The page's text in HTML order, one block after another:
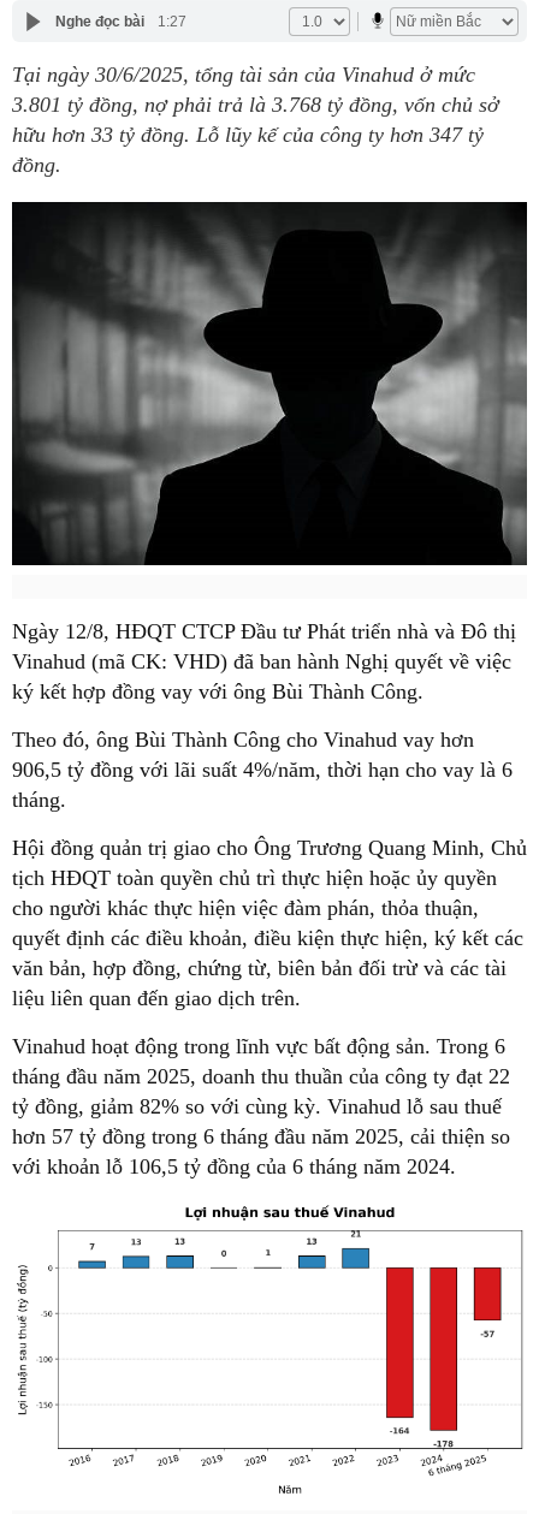
Nghe đọc bài 1:27
Tại ngày 30/6/2025, tổng tài sản của Vinahud ở mức
3.801 tỷ đồng, nợ phải trả là 3.768 tỷ đồng, vốn chủ sở
hữu hơn 33 tỷ đồng. Lỗ lũy kế của công ty hơn 347 tỷ
đồng.
Ngày 12/8, HĐQT CTCP Đầu tư Phát triển nhà và Đô thị
Vinahud (mã CK: VHD) đã ban hành Nghị quyết về việc
ký kết hợp đồng vay với ông Bùi Thành Công.
Theo đó, ông Bùi Thành Công cho Vinahud vay hơn
906,5 tỷ đồng với lãi suất 4%/năm, thời hạn cho vay là 6
tháng.
Hội đồng quản trị giao cho Ông Trương Quang Minh, Chủ
tịch HĐQT toàn quyền chủ trì thực hiện hoặc ủy quyền
cho người khác thực hiện việc đàm phán, thỏa thuận,
quyết định các điều khoản, điều kiện thực hiện, ký kết các
văn bản, hợp đồng, chứng từ, biên bản đối trừ và các tài
liệu liên quan đến giao dịch trên.
Vinahud hoạt động trong lĩnh vực bất động sản. Trong 6
tháng đầu năm 2025, doanh thu thuần của công ty đạt 22
tỷ đồng, giảm 82% so với cùng kỳ. Vinahud lỗ sau thuế
hơn 57 tỷ đồng trong 6 tháng đầu năm 2025, cải thiện so
với khoản lỗ 106,5 tỷ đồng của 6 tháng năm 2024.